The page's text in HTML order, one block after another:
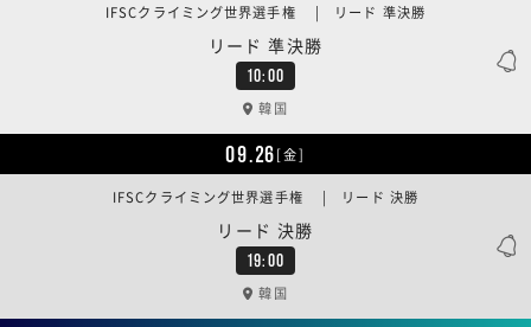
10:00
リード 準決勝
IFSCクライミング世界選手権 | リード 準決勝
韓国
09.26[金]
19:00
リード 決勝
IFSCクライミング世界選手権 | リード 決勝
韓国